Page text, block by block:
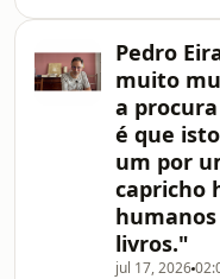
queria ser
começamos
costuma
parte da sua
a infância e
livros (os
importância
mas também
Pedro
muito
a
é que
um por
capricho
livros."
jul 17, 2026